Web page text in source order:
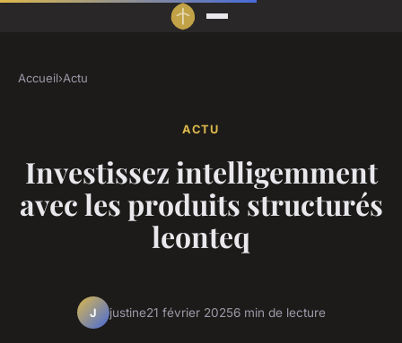
Accueil›Actu
ACTU
Investissez intelligemment
avec les produits structurés
leonteq
J justine21 février 20256 min de lecture